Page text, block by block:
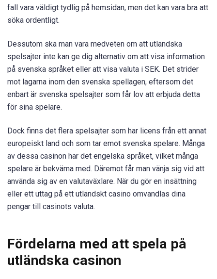
fall vara väldigt tydlig på hemsidan, men det kan vara bra att
söka ordentligt.
Dessutom ska man vara medveten om att utländska
spelsajter inte kan ge dig alternativ om att visa information
på svenska språket eller att visa valuta i SEK. Det strider
mot lagarna inom den svenska spellagen, eftersom det
enbart är svenska spelsajter som får lov att erbjuda detta
för sina spelare.
Dock finns det flera spelsajter som har licens från ett annat
europeiskt land och som tar emot svenska spelare. Många
av dessa casinon har det engelska språket, vilket många
spelare är bekväma med. Däremot får man vänja sig vid att
använda sig av en valutaväxlare. När du gör en insättning
eller ett uttag på ett utländskt casino omvandlas dina
pengar till casinots valuta.
Fördelarna med att spela på
utländska casinon